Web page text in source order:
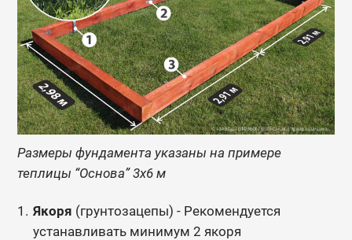
Размеры фундамента указаны на примере
теплицы “Основа” 3х6 м
Якоря (грунтозацепы) - Рекомендуется
устанавливать минимум 2 якоря